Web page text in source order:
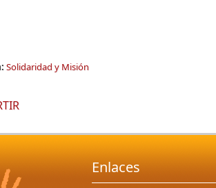
Solidaridad y Misión
Enlaces